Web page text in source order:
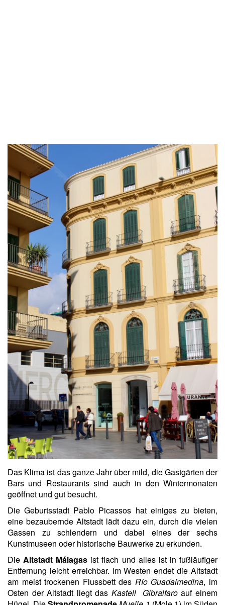
Das Klima ist das ganze Jahr über mild, die Gastgärten der
Bars und Restaurants sind auch in den Wintermonaten
geöffnet und gut besucht.
Die Geburtsstadt Pablo Picassos hat einiges zu bieten,
eine bezaubernde Altstadt lädt dazu ein, durch die vielen
Gassen zu schlendern und dabei eines der sechs
Kunstmuseen oder historische Bauwerke zu erkunden.
Die Altstadt Málagas ist flach und alles ist in fußläufiger
Entfernung leicht erreichbar. Im Westen endet die Altstadt
am meist trockenen Flussbett des Río Guadalmedina, im
Osten der Altstadt liegt das Kastell Gibralfaroauf einem